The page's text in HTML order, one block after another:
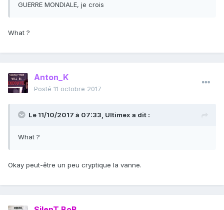
GUERRE MONDIALE, je crois
What ?
Anton_K
Posté 11 octobre 2017
Le 11/10/2017 à 07:33, Ultimex a dit :
What ?
Okay peut-être un peu cryptique la vanne.